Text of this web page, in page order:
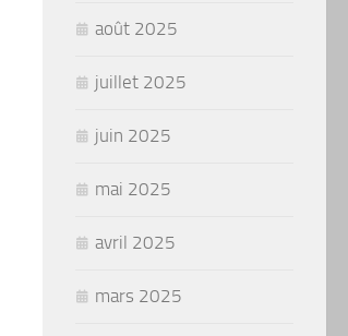
août 2025
juillet 2025
juin 2025
mai 2025
avril 2025
mars 2025